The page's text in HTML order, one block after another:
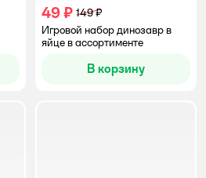
49 ₽ 149 ₽
Игровой набор динозавр в
яйце в ассортименте
В корзину